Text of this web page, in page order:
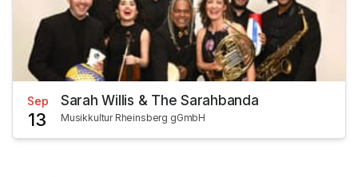
Sep
13
Sarah Willis & The Sarahbanda
Musikkultur Rheinsberg gGmbH